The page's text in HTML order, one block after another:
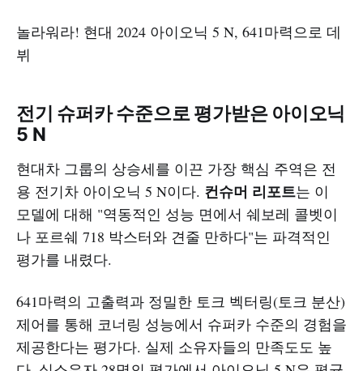
놀라워라! 현대 2024 아이오닉 5 N, 641마력으로 데
뷔
전기 슈퍼카 수준으로 평가받은 아이오닉
5 N
현대차 그룹의 상승세를 이끈 가장 핵심 주역은 전
용 전기차 아이오닉 5 N이다. 컨슈머 리포트는 이
모델에 대해 "역동적인 성능 면에서 쉐보레 콜벳이
나 포르쉐 718 박스터와 견줄 만하다"는 파격적인
평가를 내렸다.
641마력의 고출력과 정밀한 토크 벡터링(토크 분산)
제어를 통해 코너링 성능에서 슈퍼카 수준의 경험을
제공한다는 평가다. 실제 소유자들의 만족도도 높